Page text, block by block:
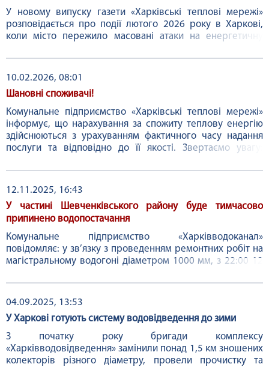
У новому випуску газети «Харківські теплові мережі»
розповідається про події лютого 2026 року в Харкові,
коли місто пережило масовані атаки на енергетичну
ключові об’єкти, зокрема Харківська ТЕЦ-5, і без
опалення залишилися близько 105 тисяч мешканців.
Екстрені рішення приймалися для збереження системи
теплопостачання, ...
10.02.2026, 08:01
Шановні споживачі!
Комунальне підприємство «Харківські теплові мережі»
інформує, що нарахування за спожиту теплову енергію
здійснюються з урахуванням фактичного часу надання
послуги та відповідно до її якості. Звертаємо увагу:
відображається у платіжному документі наступного
місяця, після отримання та опрацювання фактичних
даних. ...
12.11.2025, 16:43
У частині Шевченківського району буде тимчасово
припинено водопостачання
Комунальне підприємство «Харківводоканал»
повідомляє: у зв’язку з проведенням ремонтних робіт на
магістральному водогоні діаметром 1000 мм, з 22:00 12
Шевченківського району буде тимчасово припинено
водопостачання. Також на підприємстві нагадують:
важливо мати запас води для першочергових потреб.
Просимо вибачення за тимчасові незручності ...
04.09.2025, 13:53
У Харкові готують систему водовідведення до зими
З початку року бригади комплексу
«Харківводовідведення» замінили понад 1,5 км зношених
колекторів різного діаметру, провели прочистку та